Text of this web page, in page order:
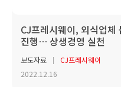
CJ프레시웨이, 외식업체
진행… 상생경영 실천
보도자료
CJ프레시웨이
2022.12.16